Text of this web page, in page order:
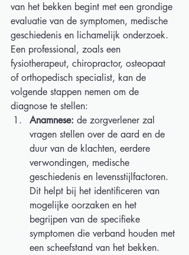
van het bekken begint met een grondige
evaluatie van de symptomen, medische
geschiedenis en lichamelijk onderzoek.
Een professional, zoals een
fysiotherapeut, chiropractor, osteopaat
of orthopedisch specialist, kan de
volgende stappen nemen om de
diagnose te stellen:
Anamnese: de zorgverlener zal
vragen stellen over de aard en de
duur van de klachten, eerdere
verwondingen, medische
geschiedenis en levensstijlfactoren.
Dit helpt bij het identificeren van
mogelijke oorzaken en het
begrijpen van de specifieke
symptomen die verband houden met
een scheefstand van het bekken.